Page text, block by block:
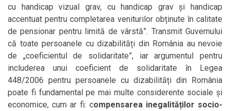
cu handicap vizual grav, cu handicap grav și handicap
accentuat pentru completarea veniturilor obținute în calitate
de pensionar pentru limită de vârstă”. Transmit Guvernului
că toate persoanele cu dizabilități din România au nevoie
de „coeficientul de solidaritate”, iar argumentul pentru
includerea unui coeficient de solidaritate în Legea
448/2006 pentru persoanele cu dizabilități din România
poate fi fundamental pe mai multe considerente sociale și
economice, cum ar fi: compensarea inegalităților socio-